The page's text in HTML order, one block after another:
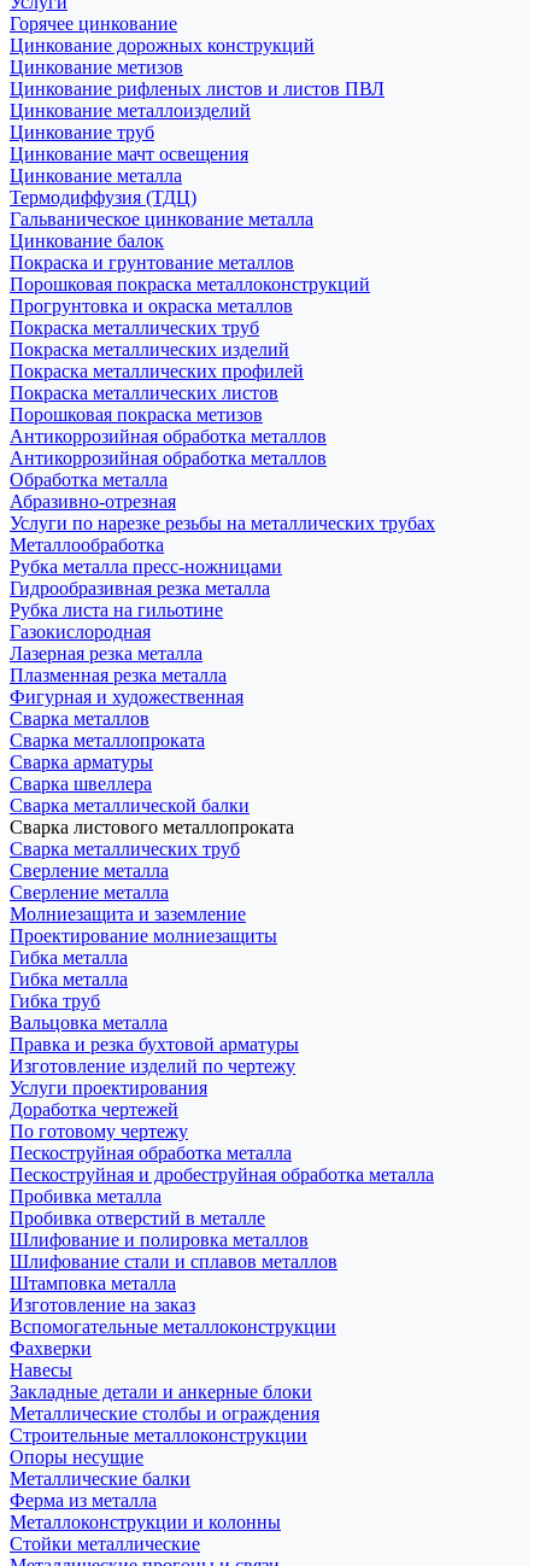
Горячее цинкование
Цинкование дорожных конструкций
Цинкование метизов
Цинкование рифленых листов и листов ПВЛ
Цинкование металлоизделий
Цинкование труб
Цинкование мачт освещения
Цинкование металла
Термодиффузия (ТДЦ)
Гальваническое цинкование металла
Цинкование балок
Покраска и грунтование металлов
Порошковая покраска металлоконструкций
Прогрунтовка и окраска металлов
Покраска металлических труб
Покраска металлических изделий
Покраска металлических профилей
Покраска металлических листов
Порошковая покраска метизов
Антикоррозийная обработка металлов
Антикоррозийная обработка металлов
Обработка металла
Абразивно-отрезная
Услуги по нарезке резьбы на металлических трубах
Металлообработка
Рубка металла пресс-ножницами
Гидрообразивная резка металла
Рубка листа на гильотине
Газокислородная
Лазерная резка металла
Плазменная резка металла
Фигурная и художественная
Сварка металлов
Сварка металлопроката
Сварка арматуры
Сварка швеллера
Сварка металлической балки
Сварка листового металлопроката
Сварка металлических труб
Сверление металла
Сверление металла
Молниезащита и заземление
Проектирование молниезащиты
Гибка металла
Гибка металла
Гибка труб
Вальцовка металла
Правка и резка бухтовой арматуры
Изготовление изделий по чертежу
Услуги проектирования
Доработка чертежей
По готовому чертежу
Пескоструйная обработка металла
Пескоструйная и дробеструйная обработка металла
Пробивка металла
Пробивка отверстий в металле
Шлифование и полировка металлов
Шлифование стали и сплавов металлов
Штамповка металла
Изготовление на заказ
Вспомогательные металлоконструкции
Фахверки
Навесы
Закладные детали и анкерные блоки
Металлические столбы и ограждения
Строительные металлоконструкции
Опоры несущие
Металлические балки
Ферма из металла
Металлоконструкции и колонны
Стойки металлические